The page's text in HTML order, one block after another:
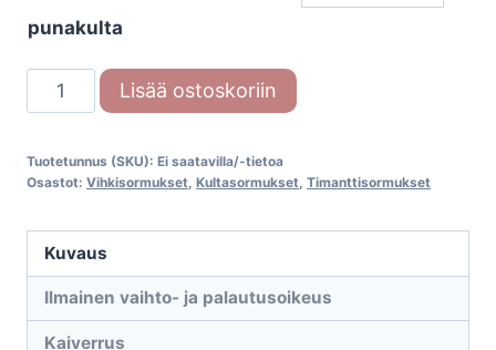
punakulta
Beat
of
timanttisormus
R-
1506LD
laboratoriotimanteilla
määrä
Lisää ostoskoriin
Tuotetunnus (SKU): Ei saatavilla/-tietoa
Osastot: Vihkisormukset, Kultasormukset, Timanttisormukset
Kuvaus
Ilmainen vaihto- ja palautusoikeus
Kaiverrus